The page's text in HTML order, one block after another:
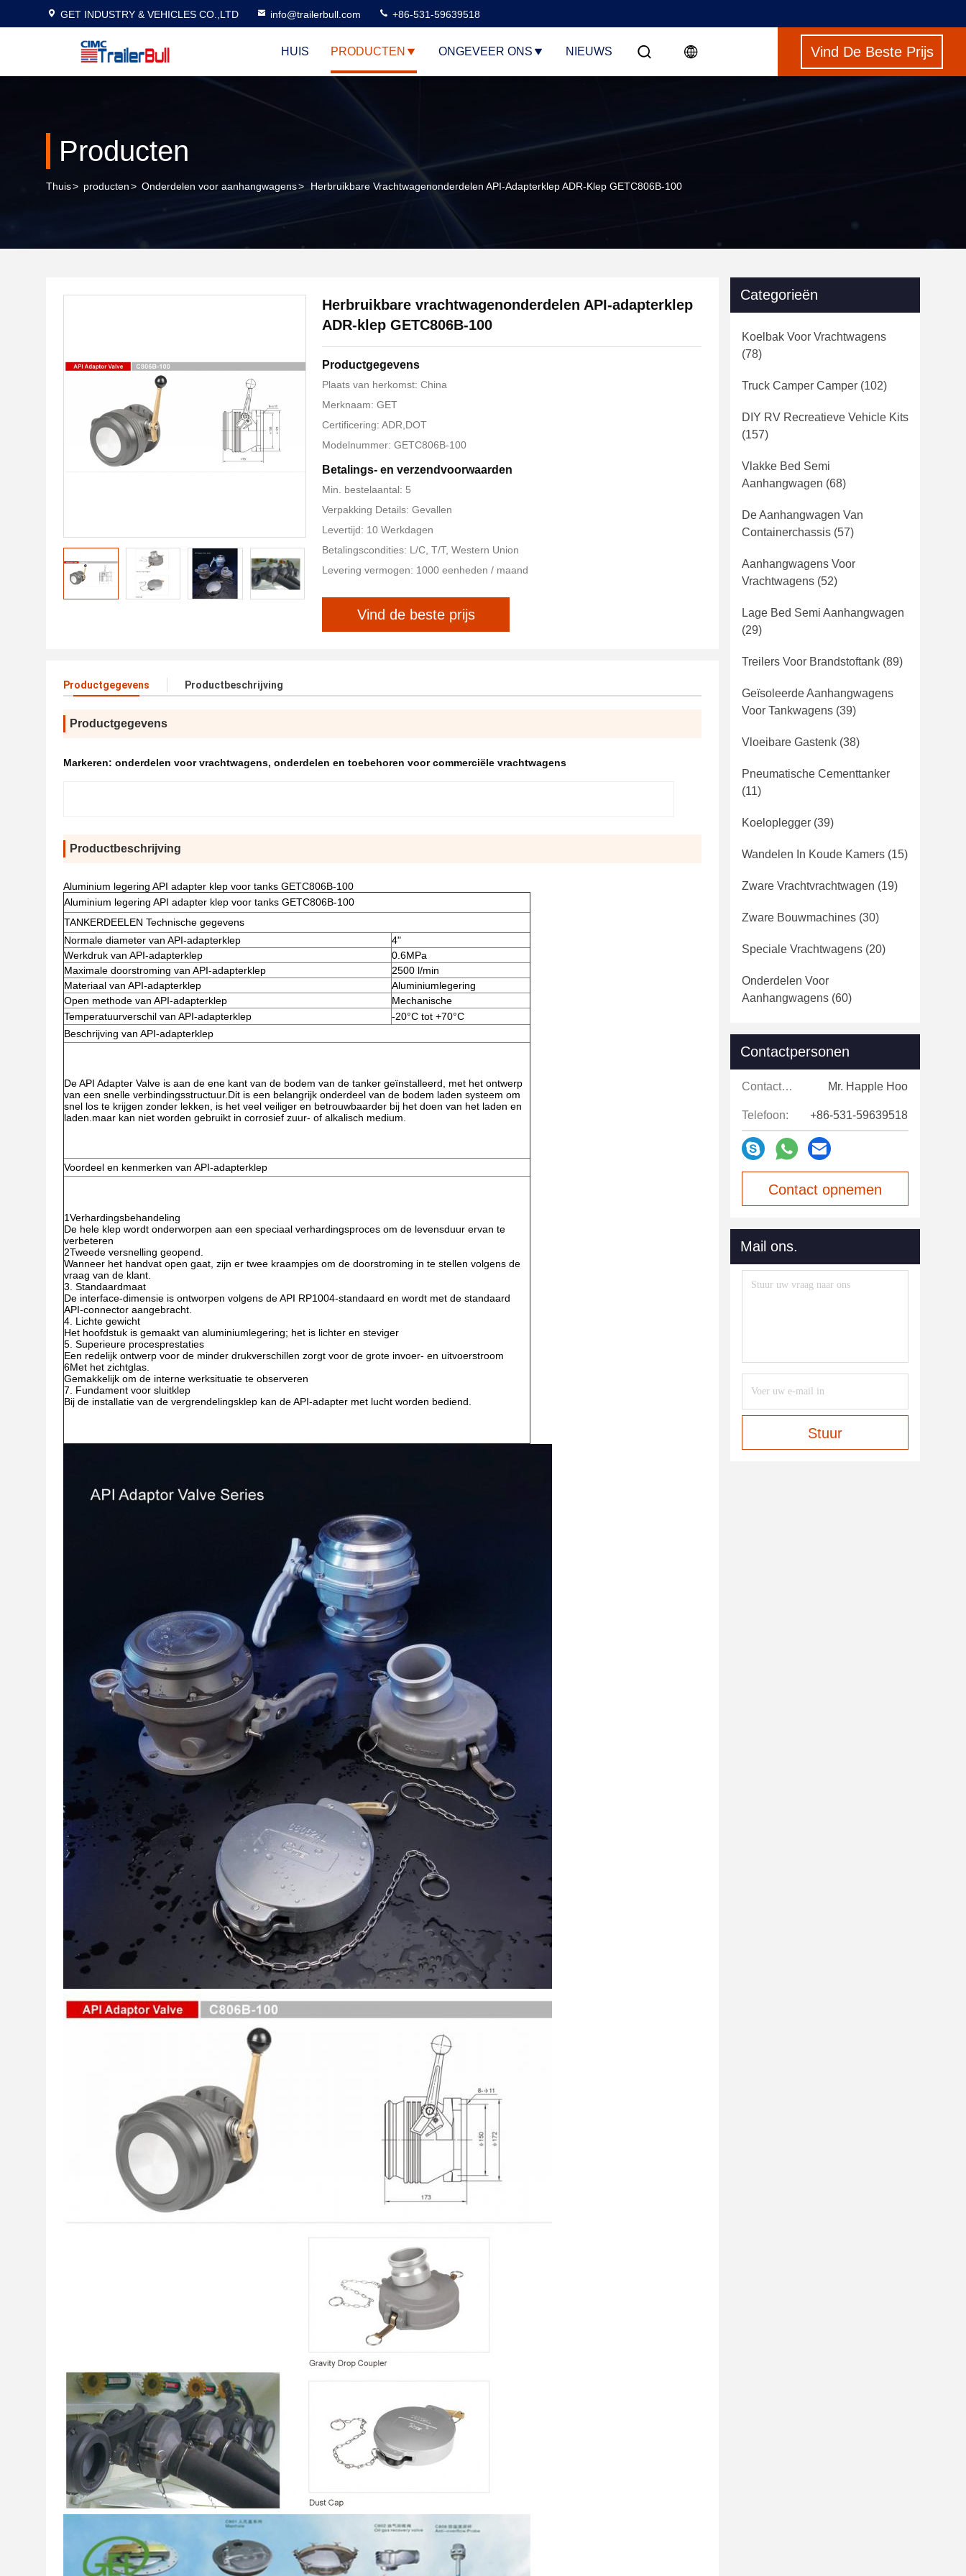
GET INDUSTRY & VEHICLES CO.,LTD info@trailerbull.com +86-531-59639518
HUIS PRODUCTEN ONGEVEER ONS NIEUWS Vind De Beste Prijs
Producten
Thuis> producten> Onderdelen voor aanhangwagens> Herbruikbare Vrachtwagenonderdelen API-Adapterklep ADR-Klep GETC806B-100
Herbruikbare vrachtwagenonderdelen API-adapterklep
ADR-klep GETC806B-100
Productgegevens
Plaats van herkomst: China
Merknaam: GET
Certificering: ADR,DOT
Modelnummer: GETC806B-100
Betalings- en verzendvoorwaarden
Min. bestelaantal: 5
Verpakking Details: Gevallen
Levertijd: 10 Werkdagen
Betalingscondities: L/C, T/T, Western Union
Levering vermogen: 1000 eenheden / maand
Vind de beste prijs
Productgegevens Productbeschrijving
Productgegevens
Markeren: onderdelen voor vrachtwagens, onderdelen en toebehoren voor commerciële vrachtwagens
Productbeschrijving
Aluminium legering API adapter klep voor tanks GETC806B-100
Aluminium legering API adapter klep voor tanks GETC806B-100
TANKERDEELEN Technische gegevens
Normale diameter van API-adapterklep
4"
Werkdruk van API-adapterklep
0.6MPa
Maximale doorstroming van API-adapterklep
2500 l/min
Materiaal van API-adapterklep
Aluminiumlegering
Open methode van API-adapterklep
Mechanische
Temperatuurverschil van API-adapterklep
-20°C tot +70°C
Beschrijving van API-adapterklep
De API Adapter Valve is aan de ene kant van de bodem van de tanker geïnstalleerd, met het ontwerp
van een snelle verbindingsstructuur.Dit is een belangrijk onderdeel van de bodem laden systeem om
snel los te krijgen zonder lekken, is het veel veiliger en betrouwbaarder bij het doen van het laden en
laden.maar kan niet worden gebruikt in corrosief zuur- of alkalisch medium.
Voordeel en kenmerken van API-adapterklep
1Verhardingsbehandeling
De hele klep wordt onderworpen aan een speciaal verhardingsproces om de levensduur ervan te
verbeteren
2Tweede versnelling geopend.
Wanneer het handvat open gaat, zijn er twee kraampjes om de doorstroming in te stellen volgens de
vraag van de klant.
3. Standaardmaat
De interface-dimensie is ontworpen volgens de API RP1004-standaard en wordt met de standaard
API-connector aangebracht.
4. Lichte gewicht
Het hoofdstuk is gemaakt van aluminiumlegering; het is lichter en steviger
5. Superieure procesprestaties
Een redelijk ontwerp voor de minder drukverschillen zorgt voor de grote invoer- en uitvoerstroom
6Met het zichtglas.
Gemakkelijk om de interne werksituatie te observeren
7. Fundament voor sluitklep
Bij de installatie van de vergrendelingsklep kan de API-adapter met lucht worden bediend.
Categorieën
Koelbak Voor Vrachtwagens
(78)
Truck Camper Camper (102)
DIY RV Recreatieve Vehicle Kits
(157)
Vlakke Bed Semi
Aanhangwagen (68)
De Aanhangwagen Van
Containerchassis (57)
Aanhangwagens Voor
Vrachtwagens (52)
Lage Bed Semi Aanhangwagen
(29)
Treilers Voor Brandstoftank (89)
Geïsoleerde Aanhangwagens
Voor Tankwagens (39)
Vloeibare Gastenk (38)
Pneumatische Cementtanker
(11)
Koeloplegger (39)
Wandelen In Koude Kamers (15)
Zware Vrachtvrachtwagen (19)
Zware Bouwmachines (30)
Speciale Vrachtwagens (20)
Onderdelen Voor
Aanhangwagens (60)
Contactpersonen
Contactpersonen: Mr. Happle Hoo
Telefoon: +86-531-59639518
Contact opnemen
Mail ons.
Stuur